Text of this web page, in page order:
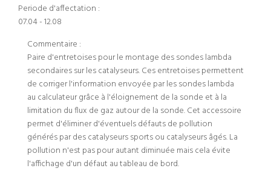
Periode d'affectation :
07.04 - 12.08
Commentaire :
Paire d'entretoises pour le montage des sondes lambda
secondaires sur les catalyseurs. Ces entretoises permettent
de corriger l'information envoyée par les sondes lambda
au calculateur grâce à l'éloignement de la sonde et à la
limitation du flux de gaz autour de la sonde. Cet accessoire
permet d'éliminer d'éventuels défauts de pollution
générés par des catalyseurs sports ou catalyseurs âgés. La
pollution n'est pas pour autant diminuée mais cela évite
l'affichage d'un défaut au tableau de bord.